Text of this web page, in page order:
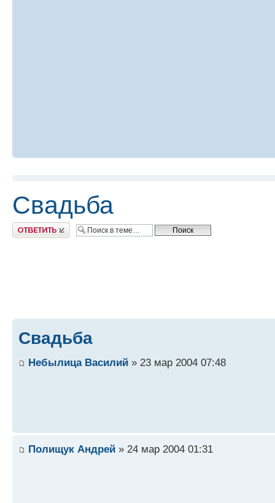
Свадьба
Ответить
Свадьба
Небылица Василий » 23 мар 2004 07:48
Полищук Андрей » 24 мар 2004 01:31